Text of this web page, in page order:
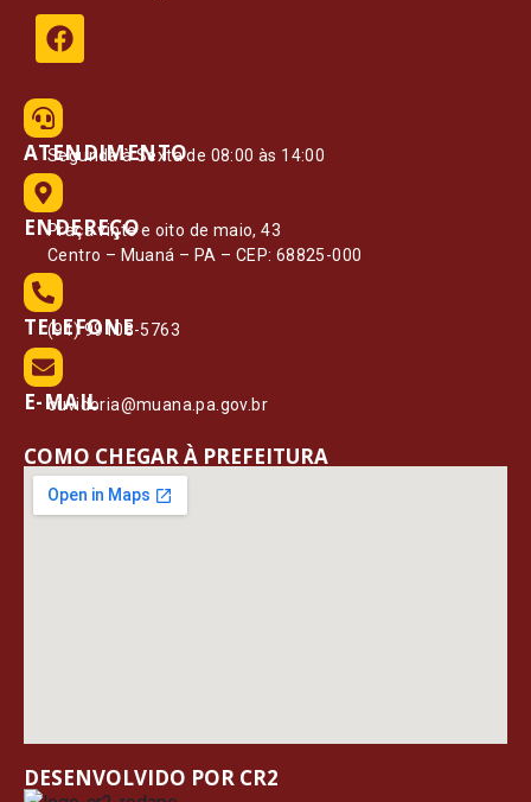
ATENDIMENTO
Segunda à Sexta de 08:00 às 14:00
ENDEREÇO
Praça vinte e oito de maio, 43
Centro – Muaná – PA – CEP: 68825-000
TELEFONE
(91) 99108-5763
E-MAIL
ouvidoria@muana.pa.gov.br
COMO CHEGAR À PREFEITURA
DESENVOLVIDO POR CR2